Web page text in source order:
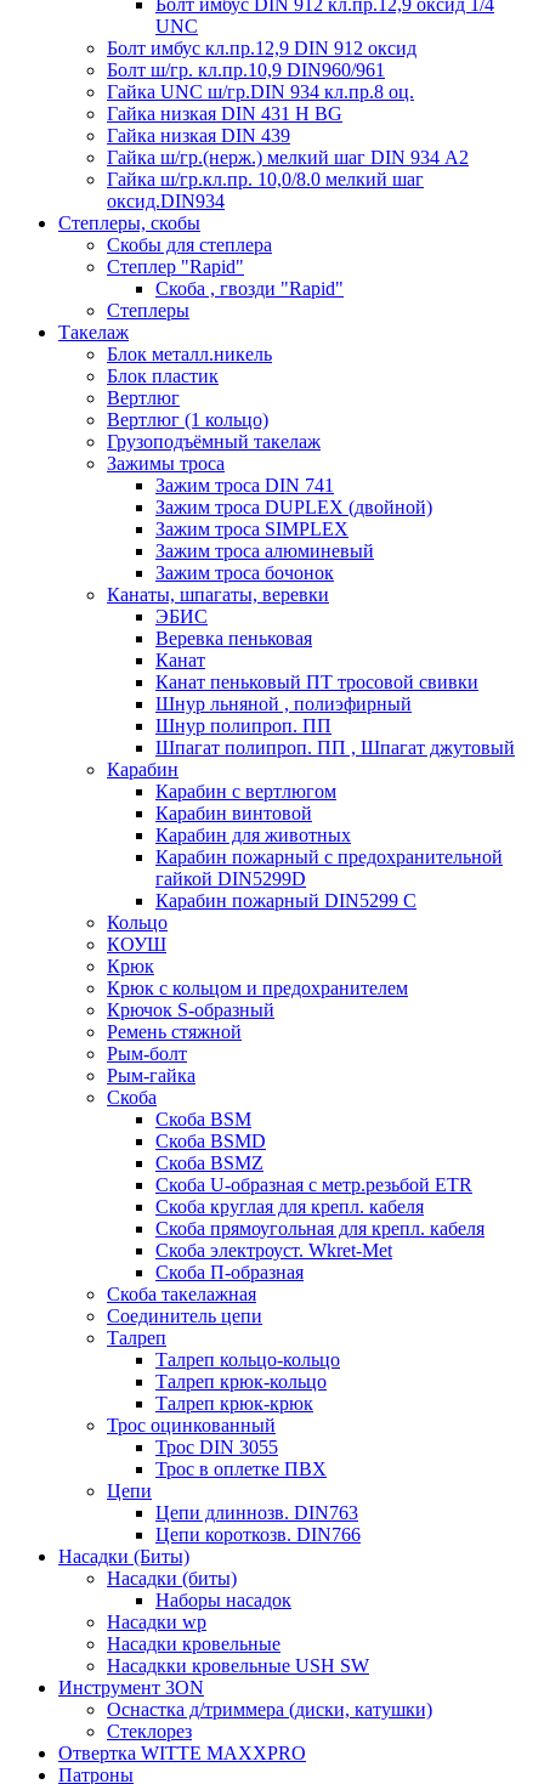
Болт имбус DIN 912 кл.пр.12,9 оксид 1/4
UNC
Болт имбус кл.пр.12,9 DIN 912 оксид
Болт ш/гр. кл.пр.10,9 DIN960/961
Гайка UNC ш/гр.DIN 934 кл.пр.8 оц.
Гайка низкая DIN 431 H BG
Гайка низкая DIN 439
Гайка ш/гр.(нерж.) мелкий шаг DIN 934 А2
Гайка ш/гр.кл.пр. 10,0/8.0 мелкий шаг
оксид.DIN934
Степлеры, скобы
Скобы для степлера
Степлер "Rapid"
Скоба , гвозди "Rapid"
Степлеры
Такелаж
Блок металл.никель
Блок пластик
Вертлюг
Вертлюг (1 кольцо)
Грузоподъёмный такелаж
Зажимы троса
Зажим троса DIN 741
Зажим троса DUPLEX (двойной)
Зажим троса SIMPLEX
Зажим троса алюминевый
Зажим троса бочонок
Канаты, шпагаты, веревки
ЭБИС
Веревка пеньковая
Канат
Канат пеньковый ПТ тросовой свивки
Шнур льняной , полиэфирный
Шнур полипроп. ПП
Шпагат полипроп. ПП , Шпагат джутовый
Карабин
Карабин c вертлюгом
Карабин винтовой
Карабин для животных
Карабин пожарный c предохранительной
гайкой DIN5299D
Карабин пожарный DIN5299 C
Кольцо
КОУШ
Крюк
Крюк с кольцом и предохранителем
Крючок S-образный
Ремень стяжной
Рым-болт
Рым-гайка
Скоба
Скоба BSM
Скоба BSMD
Скоба BSMZ
Скоба U-образная с метр.резьбой ETR
Скоба круглая для крепл. кабеля
Скоба прямоугольная для крепл. кабеля
Скоба электроуст. Wkret-Met
Скоба П-образная
Скоба такелажная
Соединитель цепи
Талреп
Талреп кольцо-кольцо
Талреп крюк-кольцо
Талреп крюк-крюк
Трос оцинкованный
Трос DIN 3055
Трос в оплетке ПВХ
Цепи
Цепи длиннозв. DIN763
Цепи короткозв. DIN766
Насадки (Биты)
Насадки (биты)
Наборы насадок
Насадки wp
Насадки кровельные
Насадкки кровельные USH SW
Инструмент 3ON
Оснастка д/триммера (диски, катушки)
Стеклорез
Отвертка WITTE MAXXPRO
Патроны